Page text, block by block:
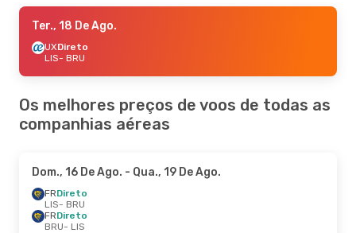
Ter., 18 De Ago.
UXDireto
LIS- BRU
Os melhores preços de voos de todas as
companhias aéreas
Dom., 16 De Ago. - Qua., 19 De Ago.
FRDireto
LIS- BRU
FRDireto
BRU- LIS